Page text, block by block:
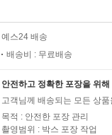
예스24 배송
배송비 : 무료배송
안전하고 정확한 포장을 위
고객님께 배송되는 모든 상
목적 : 안전한 포장 관리
촬영범위 : 박스 포장 작업